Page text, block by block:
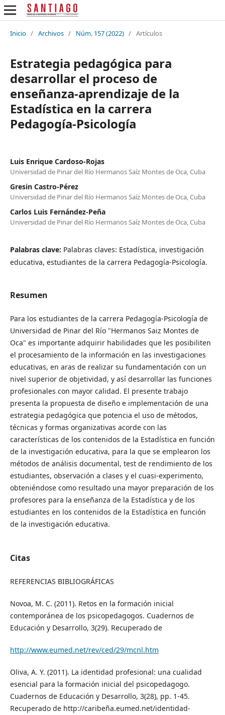
Inicio / Archivos / Núm. 157 (2022) / Artículos
Estrategia pedagógica para
desarrollar el proceso de
enseñanza-aprendizaje de la
Estadística en la carrera
Pedagogía-Psicología
Luis Enrique Cardoso-Rojas
Universidad de Pinar del Río Hermanos Saíz Montes de Oca, Cuba
Gresin Castro-Pérez
Universidad de Pinar del Río Hermanos Saíz Montes de Oca, Cuba
Carlos Luis Fernández-Peña
Universidad de Pinar del Río Hermanos Saíz Montes de Oca, Cuba
Palabras clave: Palabras claves: Estadística, investigación
educativa, estudiantes de la carrera Pedagogía-Psicología.
Resumen
Para los estudiantes de la carrera Pedagogía-Psicología de
Universidad de Pinar del Río "Hermanos Saiz Montes de
Oca" es importante adquirir habilidades que les posibiliten
el procesamiento de la información en las investigaciones
educativas, en aras de realizar su fundamentación con un
nivel superior de objetividad, y así desarrollar las funciones
profesionales con mayor calidad. El presente trabajo
presenta la propuesta de diseño e implementación de una
estrategia pedagógica que potencia el uso de métodos,
técnicas y formas organizativas acorde con las
características de los contenidos de la Estadística en función
de la investigación educativa, para la que se emplearon los
métodos de análisis documental, test de rendimiento de los
estudiantes, observación a clases y el cuasi-experimento,
obteniéndose como resultado una mayor preparación de los
profesores para la enseñanza de la Estadística y de los
estudiantes en los contenidos de la Estadística en función
de la investigación educativa.
Citas
REFERENCIAS BIBLIOGRÁFICAS
Novoa, M. C. (2011). Retos en la formación inicial
contemporánea de los psicopedagogos. Cuadernos de
Educación y Desarrollo, 3(29). Recuperado de
http://www.eumed.net/rev/ced/29/mcnl.htm
Oliva, A. Y. (2011). La identidad profesional: una cualidad
esencial para la formación inicial del psicopedagogo.
Cuadernos de Educación y Desarrollo, 3(28), pp. 1-45.
Recuperado de http://caribeña.eumed.net/identidad-